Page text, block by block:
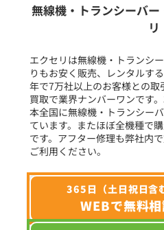
フリーワード入力(
選択条件を
無線機・トランシーバ
リ
エクセリは無線機・トランシ
りもお安く販売、レンタルす
年で7万社以上のお客様との取
買取で業界ナンバーワンです
本全国に無線機・トランシー
ています。またほぼ全機種で
です。アフター修理も弊社内
ご利用ください。
365日（土日祝日含
WEBで無料